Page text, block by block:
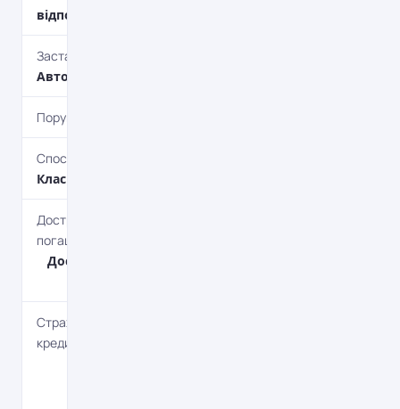
відповідальності.
Застава
Автотранспорт
Поруки
Спосіб погашення
Класичний
Дострокове
погашення
Дострокове без
Страхування
кредиту